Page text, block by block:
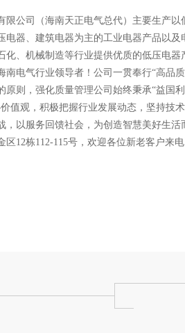
限公司（海南天正电气总代）主要生产
电器、建筑电器为主的工业电器产品以
化、机械制造等行业提供优质的低压电
南电气行业领导者！公司一贯奉行“高品
原则，强化质量管理公司始终秉承“益国
值观，积极把握行业发展动态，坚持技
，以服务回馈社会，为创造智慧美好生
区12栋112-115号，欢迎各位新老客户来